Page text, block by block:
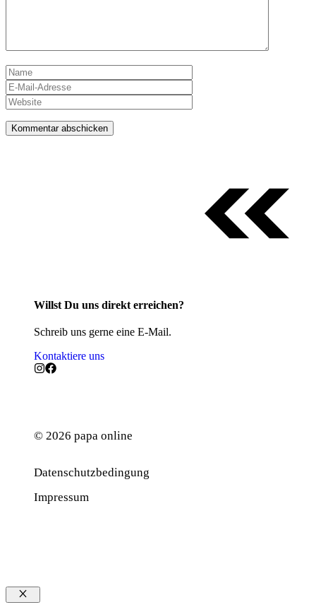
Name
Mail-
Adresse
Willst Du uns direkt erreichen?
Schreib uns gerne eine E-Mail.
Kontaktiere uns
© 2026 papa online
Datenschutzbedingung
Impressum
Schließen